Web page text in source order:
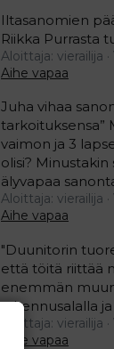
Iltasanomien
Riikka Purrasta
Aloittaja: vierailija
Aihe vapaa
Juha vihaa
tarkoituksensa”
vaimon ja 3
olisi? Minustakin
älyvapaa
Aloittaja: vierailija
Aihe vapaa
"Duunitorin
että töitä riittää
enemmän
rakennusalalla
Aloittaja: vierailija
Aihe vapaa